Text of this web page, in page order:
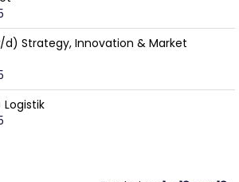
Strategy, Innovation & Market